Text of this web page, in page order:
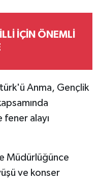
İÇİN ÖNEMLİ
Anma, Gençlik
alayı
Müdürlüğünce
ve konser